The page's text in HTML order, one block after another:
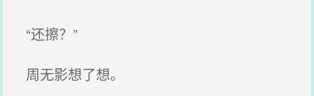
“还擦？”
周无影想了想。